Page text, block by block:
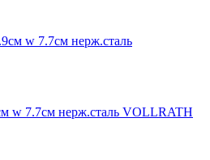
w 7.7см нерж.сталь VOLLRATH